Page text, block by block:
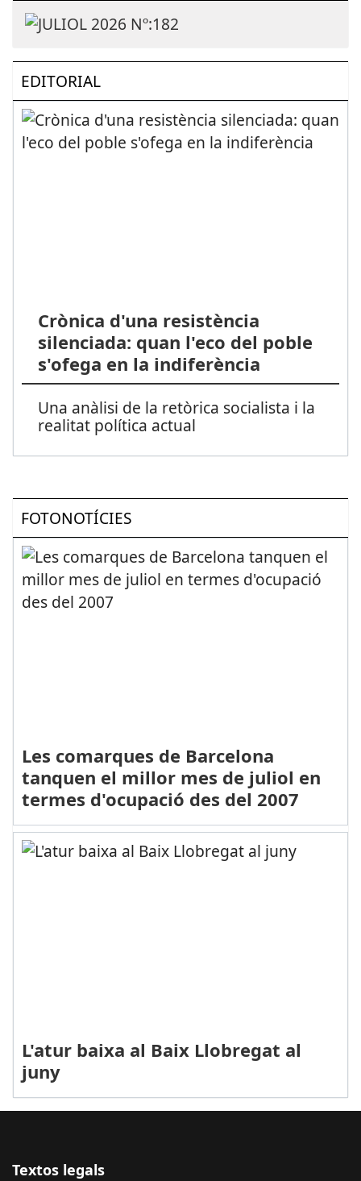
EDITORIAL
Crònica d'una resistència
silenciada: quan l'eco del poble
s'ofega en la indiferència
Una anàlisi de la retòrica socialista i la
realitat política actual
FOTONOTÍCIES
Les comarques de Barcelona
tanquen el millor mes de juliol en
termes d'ocupació des del 2007
L'atur baixa al Baix Llobregat al
juny
Textos legals